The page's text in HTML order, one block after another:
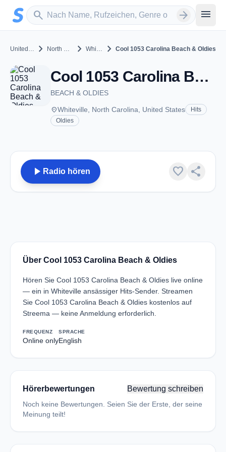
Zum Hauptinhalt springen
search
Sender suchen arrow_forward menu
United States chevron_right North Carolina chevron_right Whiteville chevron_right Cool 1053 Carolina Beach & Oldies
Cool 1053 Carolina Beach & Oldies - Whiteville, NC
BEACH & OLDIES
placeWhiteville, North Carolina, United States
Hits
Oldies
play_arrow Radio hören favorite share
Über Cool 1053 Carolina Beach & Oldies
Hören Sie Cool 1053 Carolina Beach & Oldies live online
— ein in Whiteville ansässiger Hits-Sender. Streamen
Sie Cool 1053 Carolina Beach & Oldies kostenlos auf
Streema — keine Anmeldung erforderlich.
FREQUENZ
Online only
SPRACHE
English
Hörerbewertungen Bewertung schreiben
Noch keine Bewertungen. Seien Sie der Erste, der seine
Meinung teilt!